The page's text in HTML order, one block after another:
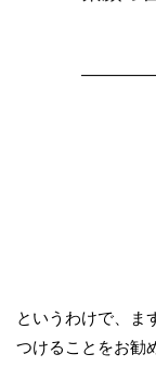
というわけで、ま
つけることをお勧